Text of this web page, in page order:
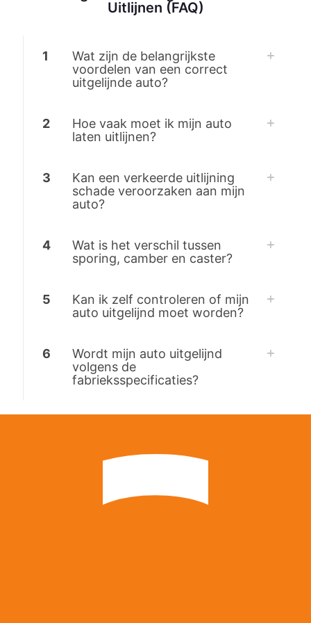
Uitlijnen (FAQ)
1
Wat zijn de belangrijkste
voordelen van een correct
uitgelijnde auto?
2
Hoe vaak moet ik mijn auto
laten uitlijnen?
3
Kan een verkeerde uitlijning
schade veroorzaken aan mijn
auto?
4
Wat is het verschil tussen
sporing, camber en caster?
5
Kan ik zelf controleren of mijn
auto uitgelijnd moet worden?
6
Wordt mijn auto uitgelijnd
volgens de
fabrieksspecificaties?